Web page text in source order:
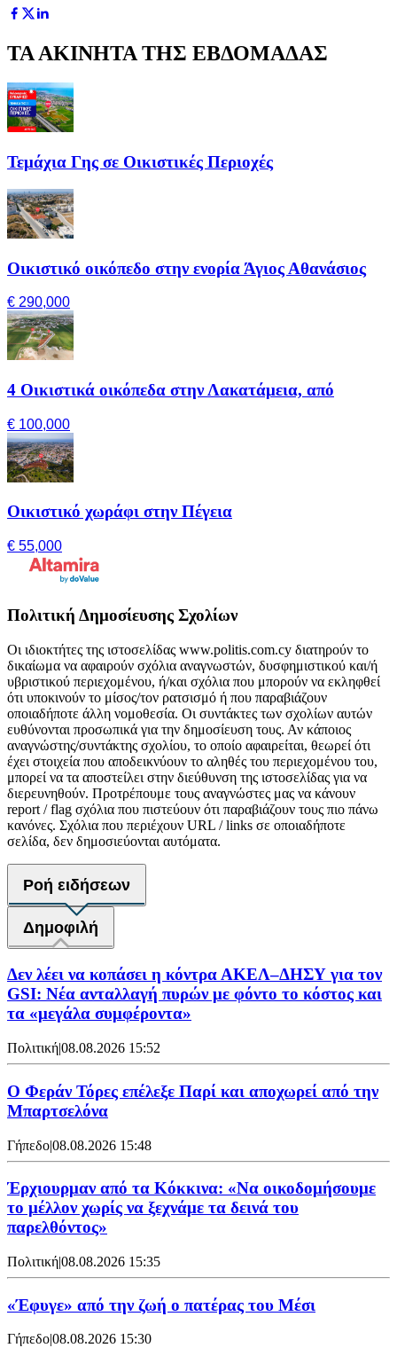
ΤΑ ΑΚΙΝΗΤΑ ΤΗΣ ΕΒΔΟΜΑΔΑΣ
Τεμάχια Γης σε Οικιστικές Περιοχές
Οικιστικό οικόπεδο στην ενορία Άγιος Αθανάσιος
€ 290,000
4 Οικιστικά οικόπεδα στην Λακατάμεια, από
€ 100,000
Οικιστικό χωράφι στην Πέγεια
€ 55,000
Πολιτική Δημοσίευσης Σχολίων
Οι ιδιοκτήτες της ιστοσελίδας www.politis.com.cy διατηρούν το
δικαίωμα να αφαιρούν σχόλια αναγνωστών, δυσφημιστικού και/ή
υβριστικού περιεχομένου, ή/και σχόλια που μπορούν να εκληφθεί
ότι υποκινούν το μίσος/τον ρατσισμό ή που παραβιάζουν
οποιαδήποτε άλλη νομοθεσία. Οι συντάκτες των σχολίων αυτών
ευθύνονται προσωπικά για την δημοσίευση τους. Αν κάποιος
αναγνώστης/συντάκτης σχολίου, το οποίο αφαιρείται, θεωρεί ότι
έχει στοιχεία που αποδεικνύουν το αληθές του περιεχομένου του,
μπορεί να τα αποστείλει στην διεύθυνση της ιστοσελίδας για να
διερευνηθούν. Προτρέπουμε τους αναγνώστες μας να κάνουν
report / flag σχόλια που πιστεύουν ότι παραβιάζουν τους πιο πάνω
κανόνες. Σχόλια που περιέχουν URL / links σε οποιαδήποτε
σελίδα, δεν δημοσιεύονται αυτόματα.
Ροή ειδήσεων
Δημοφιλή
Δεν λέει να κοπάσει η κόντρα ΑΚΕΛ–ΔΗΣΥ για τον
GSI: Νέα ανταλλαγή πυρών με φόντο το κόστος και
τα «μεγάλα συμφέροντα»
Πολιτική|08.08.2026 15:52
Ο Φεράν Τόρες επέλεξε Παρί και αποχωρεί από την
Μπαρτσελόνα
Γήπεδο|08.08.2026 15:48
Έρχιουρμαν από τα Κόκκινα: «Να οικοδομήσουμε
το μέλλον χωρίς να ξεχνάμε τα δεινά του
παρελθόντος»
Πολιτική|08.08.2026 15:35
«Έφυγε» από την ζωή ο πατέρας του Μέσι
Γήπεδο|08.08.2026 15:30